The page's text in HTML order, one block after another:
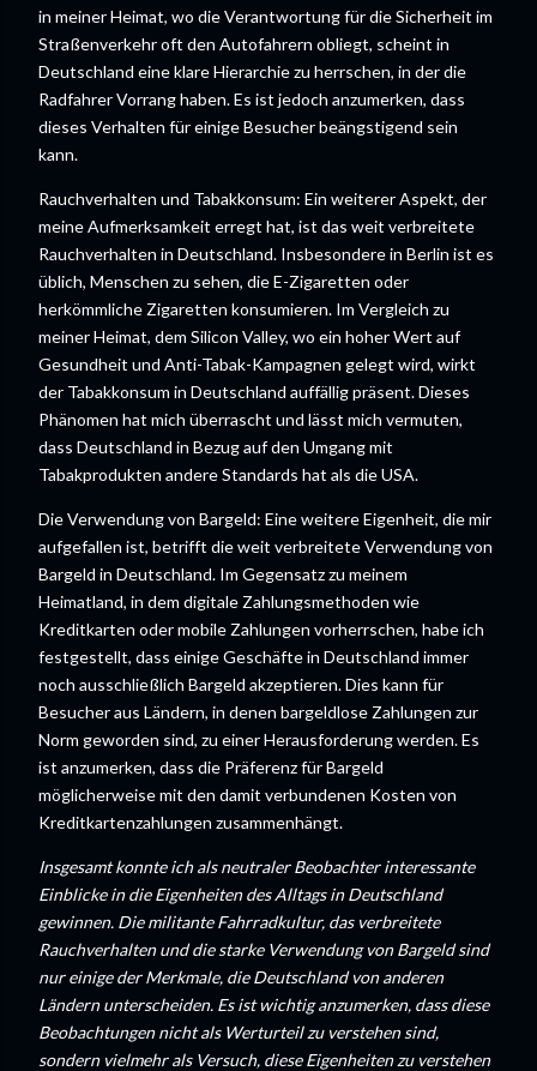
in meiner Heimat, wo die Verantwortung für die Sicherheit im
Straßenverkehr oft den Autofahrern obliegt, scheint in
Deutschland eine klare Hierarchie zu herrschen, in der die
Radfahrer Vorrang haben. Es ist jedoch anzumerken, dass
dieses Verhalten für einige Besucher beängstigend sein
kann.
Rauchverhalten und Tabakkonsum: Ein weiterer Aspekt, der
meine Aufmerksamkeit erregt hat, ist das weit verbreitete
Rauchverhalten in Deutschland. Insbesondere in Berlin ist es
üblich, Menschen zu sehen, die E-Zigaretten oder
herkömmliche Zigaretten konsumieren. Im Vergleich zu
meiner Heimat, dem Silicon Valley, wo ein hoher Wert auf
Gesundheit und Anti-Tabak-Kampagnen gelegt wird, wirkt
der Tabakkonsum in Deutschland auffällig präsent. Dieses
Phänomen hat mich überrascht und lässt mich vermuten,
dass Deutschland in Bezug auf den Umgang mit
Tabakprodukten andere Standards hat als die USA.
Die Verwendung von Bargeld: Eine weitere Eigenheit, die mir
aufgefallen ist, betrifft die weit verbreitete Verwendung von
Bargeld in Deutschland. Im Gegensatz zu meinem
Heimatland, in dem digitale Zahlungsmethoden wie
Kreditkarten oder mobile Zahlungen vorherrschen, habe ich
festgestellt, dass einige Geschäfte in Deutschland immer
noch ausschließlich Bargeld akzeptieren. Dies kann für
Besucher aus Ländern, in denen bargeldlose Zahlungen zur
Norm geworden sind, zu einer Herausforderung werden. Es
ist anzumerken, dass die Präferenz für Bargeld
möglicherweise mit den damit verbundenen Kosten von
Kreditkartenzahlungen zusammenhängt.
Insgesamt konnte ich als neutraler Beobachter interessante
Einblicke in die Eigenheiten des Alltags in Deutschland
gewinnen. Die militante Fahrradkultur, das verbreitete
Rauchverhalten und die starke Verwendung von Bargeld sind
nur einige der Merkmale, die Deutschland von anderen
Ländern unterscheiden. Es ist wichtig anzumerken, dass diese
Beobachtungen nicht als Werturteil zu verstehen sind,
sondern vielmehr als Versuch, diese Eigenheiten zu verstehen